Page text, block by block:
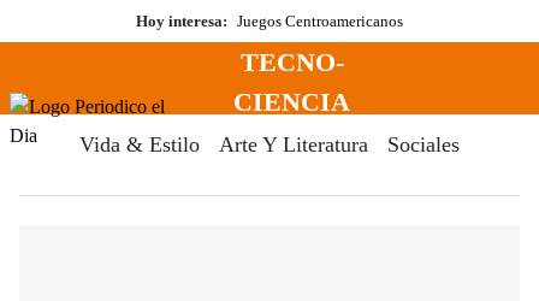
al
Hoy interesa: Juegos Centroamericanos
Menú Periodico El Dia Digital
TECNO-
CIENCIA
Vida & Estilo Arte Y Literatura Sociales